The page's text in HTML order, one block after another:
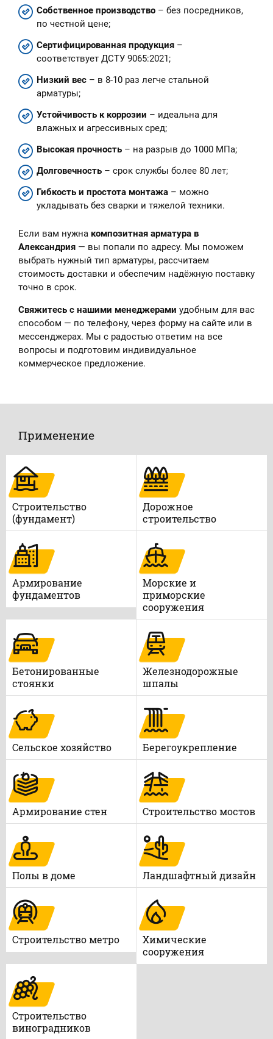
Собственное производство – без посредников,
по честной цене;
Сертифицированная продукция –
соответствует ДСТУ 9065:2021;
Низкий вес – в 8-10 раз легче стальной
арматуры;
Устойчивость к коррозии – идеальна для
влажных и агрессивных сред;
Высокая прочность – на разрыв до 1000 МПа;
Долговечность – срок службы более 80 лет;
Гибкость и простота монтажа – можно
укладывать без сварки и тяжелой техники.
Если вам нужна композитная арматура в
Александрия — вы попали по адресу. Мы поможем
выбрать нужный тип арматуры, рассчитаем
стоимость доставки и обеспечим надёжную поставку
точно в срок.
Свяжитесь с нашими менеджерами удобным для вас
способом — по телефону, через форму на сайте или в
мессенджерах. Мы с радостью ответим на все
вопросы и подготовим индивидуальное
коммерческое предложение.
Применение
Строительство
(фундамент)
Дорожное
строительство
Армирование
фундаментов
Морские и
приморские
сооружения
Бетонированные
стоянки
Железнодорожные
шпалы
Сельское хозяйство Берегоукрепление
Армирование стен Строительство мостов
Полы в доме Ландшафтный дизайн
Строительство метро
Химические
сооружения
Строительство
виноградников